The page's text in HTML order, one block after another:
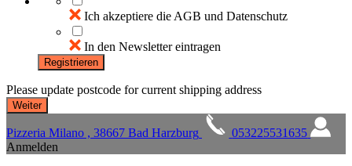
Ich akzeptiere die AGB und Datenschutz
In den Newsletter eintragen
Registrieren
Please update postcode for current shipping address
Pizzeria Milano , 38667 Bad Harzburg
053225531635
Anmelden